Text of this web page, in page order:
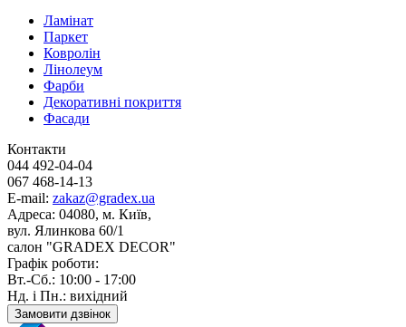
Ламінат
Паркет
Ковролін
Лінолеум
Фарби
Декоративні покриття
Фасади
Контакти
044 492-04-04
067 468-14-13
E-mail: zakaz@gradex.ua
Адреса: 04080, м. Київ,
вул. Ялинкова 60/1
салон "GRADEX DECOR"
Графік роботи:
Вт.-Сб.: 10:00 - 17:00
Нд. і Пн.: вихідний
Замовити дзвінок